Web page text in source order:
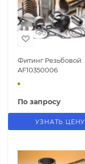
Фитинг Резьбовой
AF10350006
По запросу
УЗНАТЬ ЦЕНУ